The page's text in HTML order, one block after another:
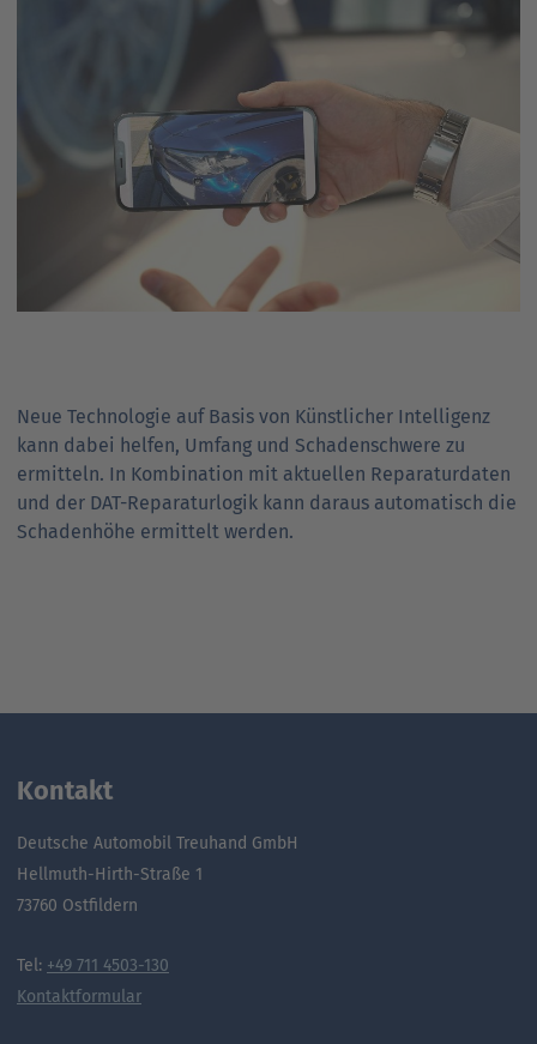
Neue Technologie auf Basis von Künstlicher Intelligenz
kann dabei helfen, Umfang und Schadenschwere zu
ermitteln. In Kombination mit aktuellen Reparaturdaten
und der DAT-Reparaturlogik kann daraus automatisch die
Schadenhöhe ermittelt werden.
Kontakt
Deutsche Automobil Treuhand GmbH
Hellmuth-Hirth-Straße 1
73760 Ostfildern
Tel: +49 711 4503-130
Kontaktformular